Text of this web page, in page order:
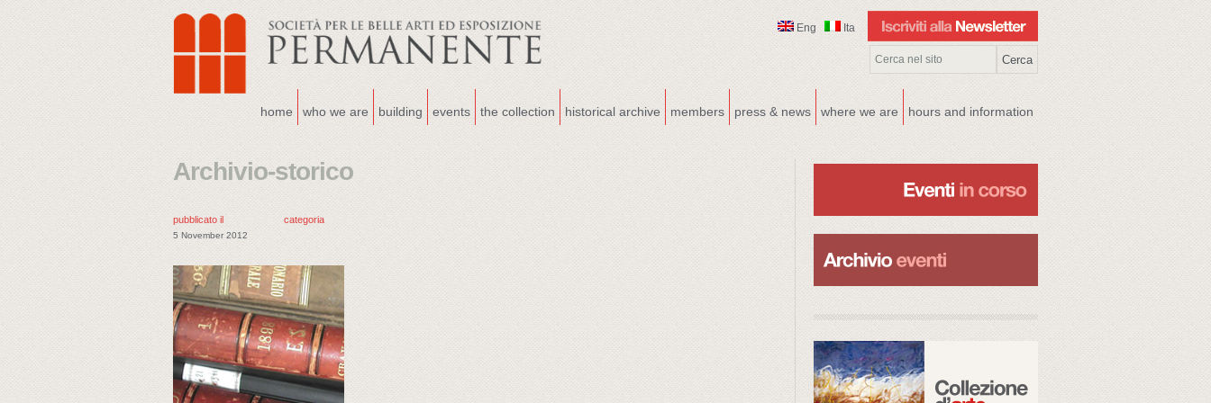
Eng Ita
home who we are building events the collection historical archive members press & news where we are hours and information
Archivio-storico
pubblicato il
5 November 2012
categoria